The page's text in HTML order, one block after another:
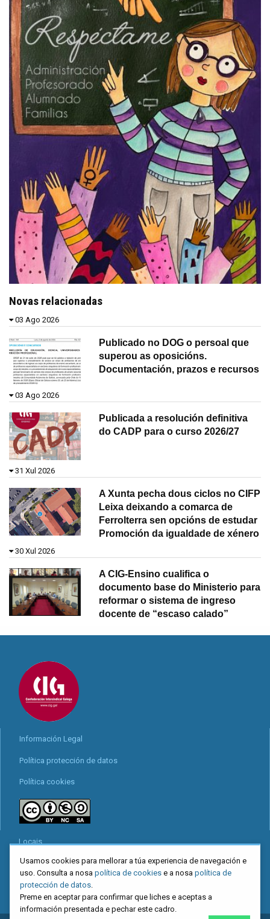
Novas relacionadas
03 Ago 2026
Publicado no DOG o persoal que
superou as oposicións.
Documentación, prazos e recursos
03 Ago 2026
Publicada a resolución definitiva
do CADP para o curso 2026/27
31 Xul 2026
A Xunta pecha dous ciclos no CIFP
Leixa deixando a comarca de
Ferrolterra sen opcións de estudar
Promoción da igualdade de xénero
30 Xul 2026
A CIG-Ensino cualifica o
documento base do Ministerio para
reformar o sistema de ingreso
docente de “escaso calado”
Información Legal
Política protección de datos
Política cookies
Locais
Mapa web
Redes sociais
Usamos cookies para mellorar a túa experiencia de navegación e
uso. Consulta a nosa política de cookies e a nosa política de
protección de datos
Preme en aceptar para confirmar que liches e aceptas a
información presentada e pechar este cadro.